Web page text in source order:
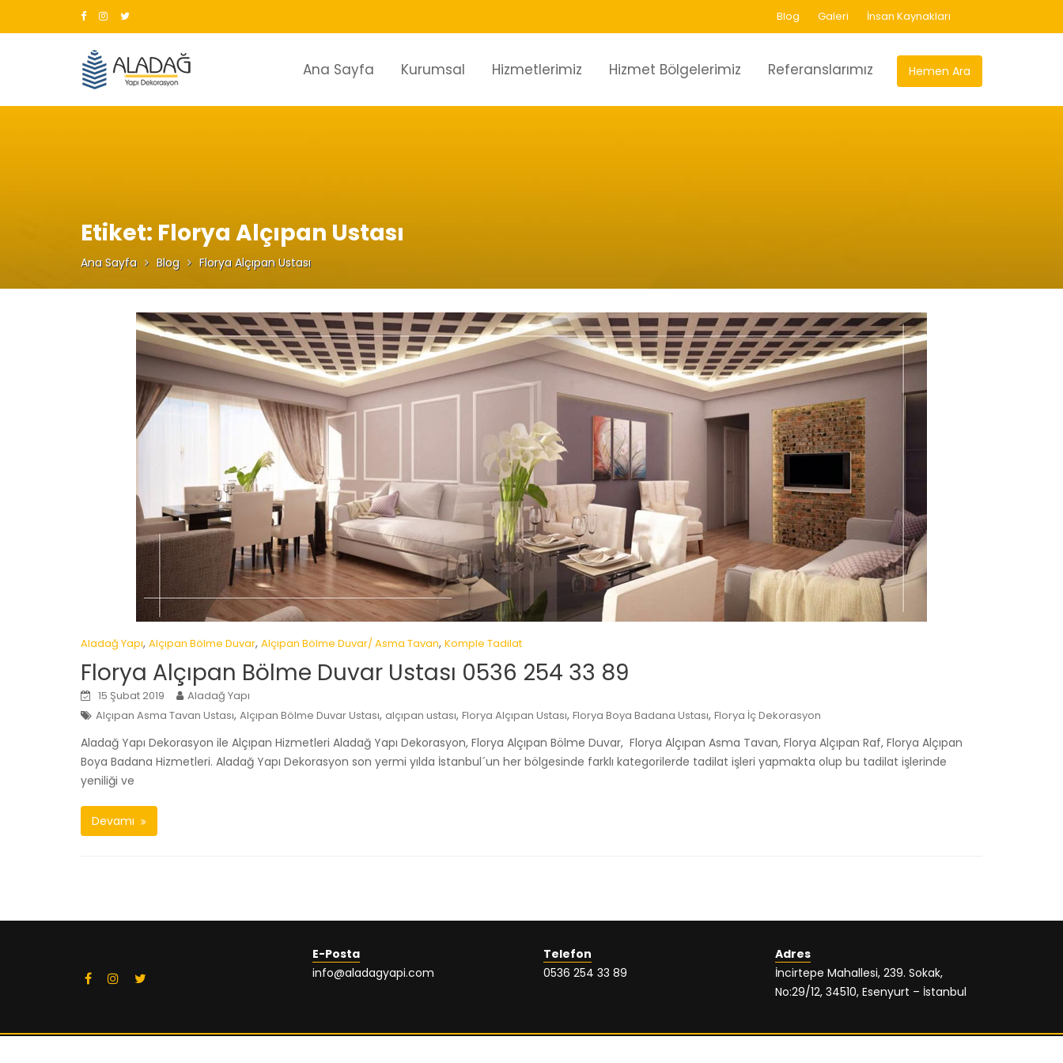
Blog Galeri İnsan Kaynakları
Hemen Ara
Ana Sayfa Kurumsal Hizmetlerimiz Hizmet Bölgelerimiz Referanslarımız
Etiket: Florya Alçıpan Ustası
Ana Sayfa Blog Florya Alçıpan Ustası
Aladağ Yapı, Alçıpan Bölme Duvar, Alçıpan Bölme Duvar/ Asma Tavan, Komple Tadilat
Florya Alçıpan Bölme Duvar Ustası 0536 254 33 89
15 Şubat 2019
Aladağ Yapı
Alçıpan Asma Tavan Ustası, Alçıpan Bölme Duvar Ustası, alçıpan ustası, Florya Alçıpan Ustası, Florya Boya Badana Ustası, Florya İç Dekorasyon
Aladağ Yapı Dekorasyon ile Alçıpan Hizmetleri Aladağ Yapı Dekorasyon, Florya Alçıpan Bölme Duvar, Florya Alçıpan Asma Tavan, Florya Alçıpan Raf, Florya Alçıpan
Boya Badana Hizmetleri. Aladağ Yapı Dekorasyon son yermi yılda İstanbul´un her bölgesinde farklı kategorilerde tadilat işleri yapmakta olup bu tadilat işlerinde
yeniliği ve
Devamı
E-Posta
info@aladagyapi.com
Telefon
0536 254 33 89
Adres
İncirtepe Mahallesi, 239. Sokak,
No:29/12, 34510, Esenyurt – İstanbul